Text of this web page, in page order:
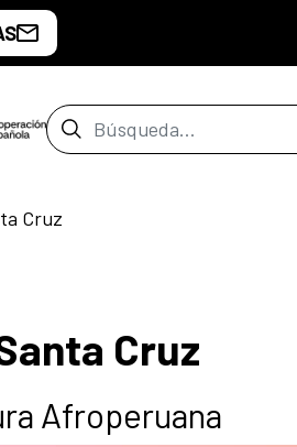
Barra de búsqueda
Cruz
Cruz
Afroperuana